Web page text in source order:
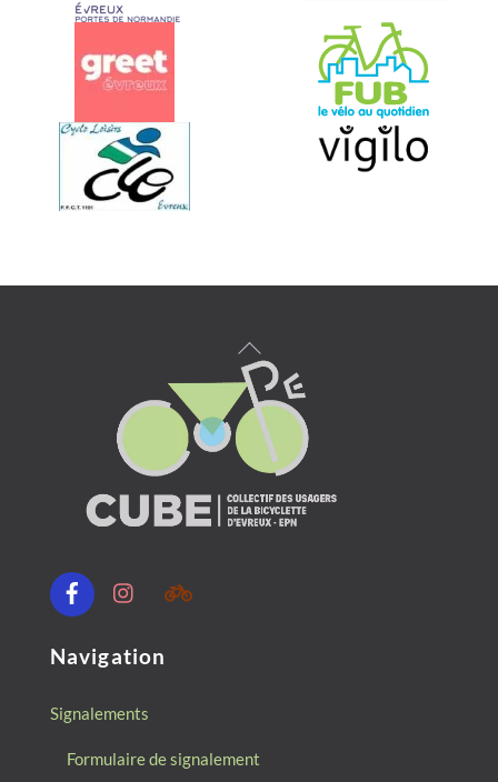
Back
To
Top
Facebook
Navigation
Signalements
Formulaire de signalement